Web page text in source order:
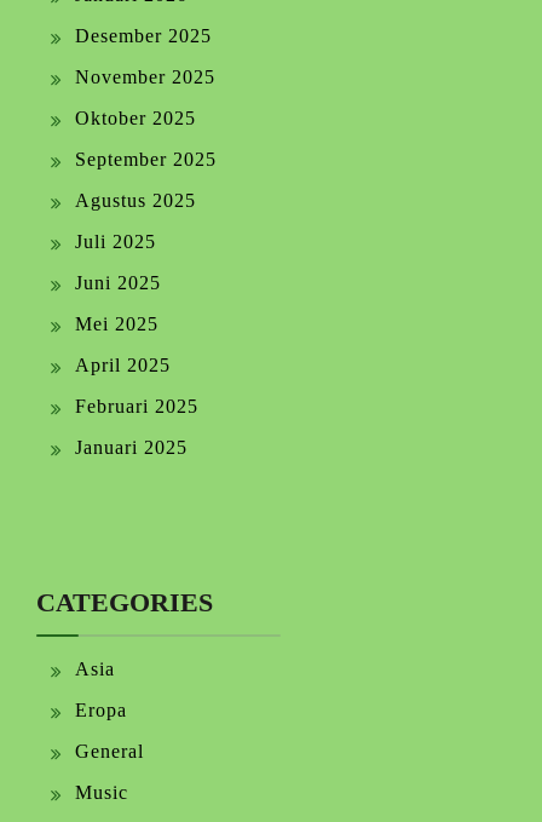
Desember 2025
November 2025
Oktober 2025
September 2025
Agustus 2025
Juli 2025
Juni 2025
Mei 2025
April 2025
Februari 2025
Januari 2025
CATEGORIES
Asia
Eropa
General
Music